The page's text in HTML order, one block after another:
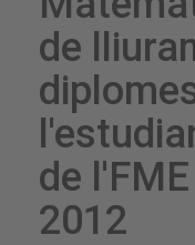
de
de
2012